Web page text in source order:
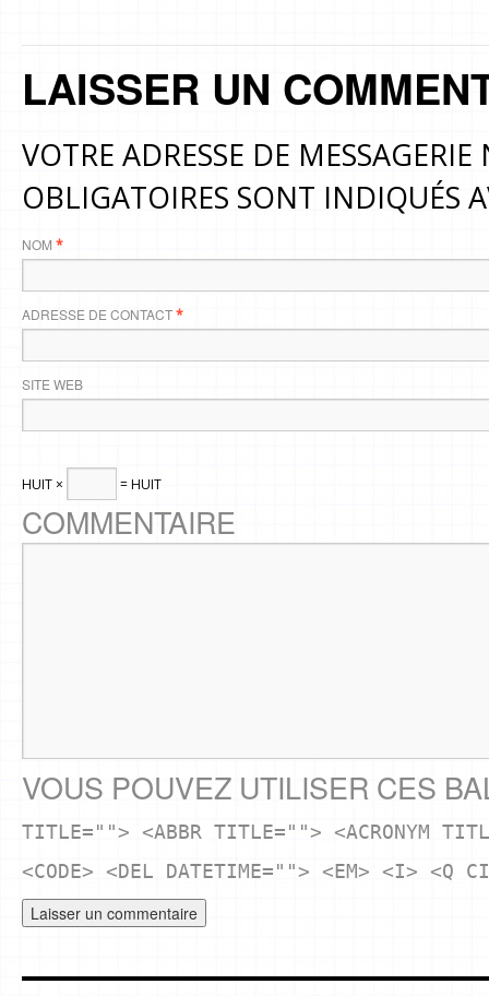
LAISSER UN
VOTRE ADRESSE DE
OBLIGATOIRES SONT INDIQUÉS
NOM *
ADRESSE DE CONTACT*
SITE WEB
HUIT × = HUIT
COMMENTAIRE
VOUS POUVEZ UTILISER CES
TITLE=""> <ABBR TITLE=""> <ACRONYM
<CODE> <DEL DATETIME=""> <EM> <I> <Q